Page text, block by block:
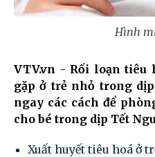
Hình
VTV.vn - Rối loạn tiêu
gặp ở trẻ nhỏ trong
ngay các cách để
cho bé trong dịp Tết
Xuất huyết tiêu hoá ở